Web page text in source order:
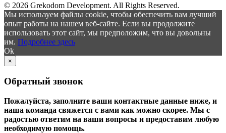
© 2026 Grekodom Development. All Rights Reserved.
Мы используем файлы cookie, чтобы обеспечить вам лучший
опыт работы на нашем веб-сайте. Если вы продолжите
использовать этот сайт, мы предположим, что вы довольны
им. Подробнее здесь
Ok
×
Обратный звонок
Пожалуйста, заполните ваши контактные данные ниже, и
наша команда свяжется с вами как можно скорее. Мы с
радостью ответим на ваши вопросы и предоставим любую
необходимую помощь.